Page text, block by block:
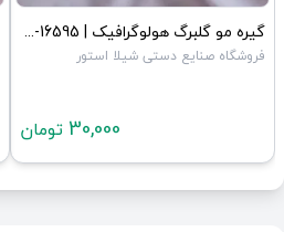
گیره مو گلبرگ هولوگرافیک | JCHK-16595
فروشگاه صنایع دستی شیلا استور
30,000 تومان